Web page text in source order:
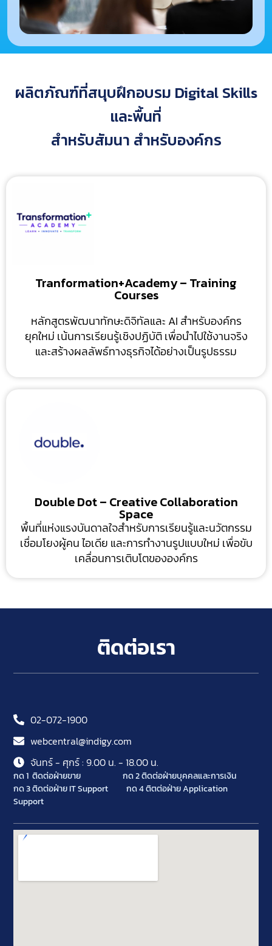
ผลิตภัณฑ์ที่สนุบฝึกอบรม Digital Skills
และพื้นที่
สำหรับสัมนา สำหรับองค์กร
Tranformation+Academy – Training
Courses
หลักสูตรพัฒนาทักษะดิจิทัลและ AI สำหรับองค์กร
ยุคใหม่ เน้นการเรียนรู้เชิงปฏิบัติ เพื่อนำไปใช้งานจริง
และสร้างผลลัพธ์ทางธุรกิจได้อย่างเป็นรูปธรรม
Double Dot – Creative Collaboration
Space
พื้นที่แห่งแรงบันดาลใจสำหรับการเรียนรู้และนวัตกรรม
เชื่อมโยงผู้คน ไอเดีย และการทำงานรูปแบบใหม่ เพื่อขับ
เคลื่อนการเติบโตขององค์กร
ติดต่อเรา
02-072-1900
webcentral@indigy.com
จันทร์ - ศุกร์ : 9.00 น. - 18.00 น.
กด 1 ติดต่อฝ่ายขาย
กด 2 ติดต่อฝ่ายบุคคลและการเงิน
กด 3 ติดต่อฝ่าย IT Support
กด 4 ติตต่อฝ่าย Application
Support